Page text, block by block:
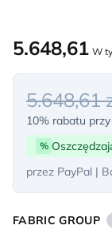
5.648,61 W
5.648,61
10% rabatu
%
przez PayPal |
FABRIC GROUP